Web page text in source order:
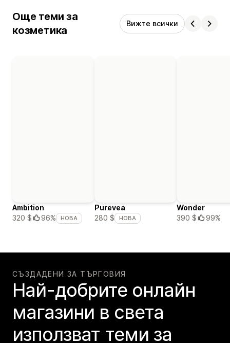
Още теми за
козметика
Вижте всички
Ambition
320 $
96% НОВА
Purevea
280 $
НОВА
Wonder
390 $
99%
СЪЗДАДЕНИ ЗА ТЪРГОВИЯ
Най-добрите онлайн
магазини в света
използват теми за